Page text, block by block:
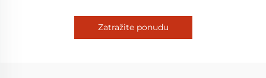
Zatražite ponudu